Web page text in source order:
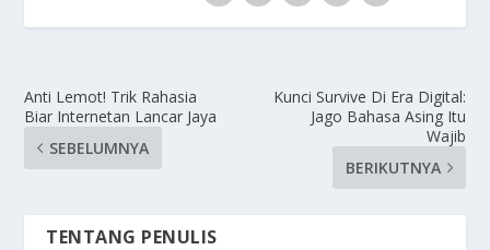
Anti Lemot! Trik Rahasia
Biar Internetan Lancar Jaya
SEBELUMNYA
Kunci Survive Di Era Digital:
Jago Bahasa Asing Itu
Wajib
BERIKUTNYA
TENTANG PENULIS